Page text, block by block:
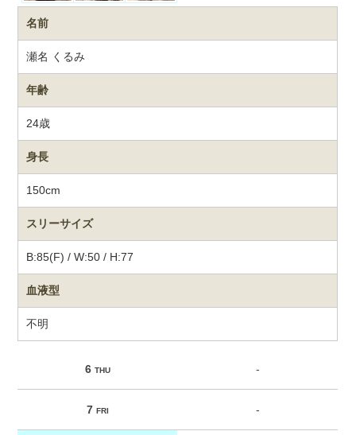
名前
瀬名 くるみ
年齢
24歳
身長
150cm
スリーサイズ
B:85(F) / W:50 / H:77
血液型
不明
6 THU -
7 FRI -